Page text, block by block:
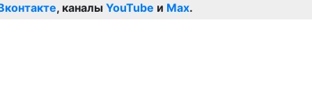
, каналы YouTube и Max.